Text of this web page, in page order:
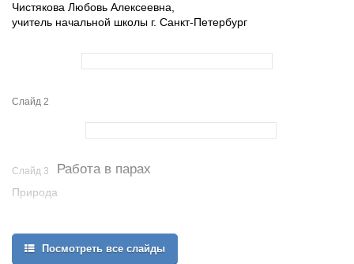
Чистякова Любовь Алексеевна,
учитель начальной школы г. Санкт-Петербург
Слайд 2
Слайд 3 Работа в парах
Природа
Посмотреть все слайды